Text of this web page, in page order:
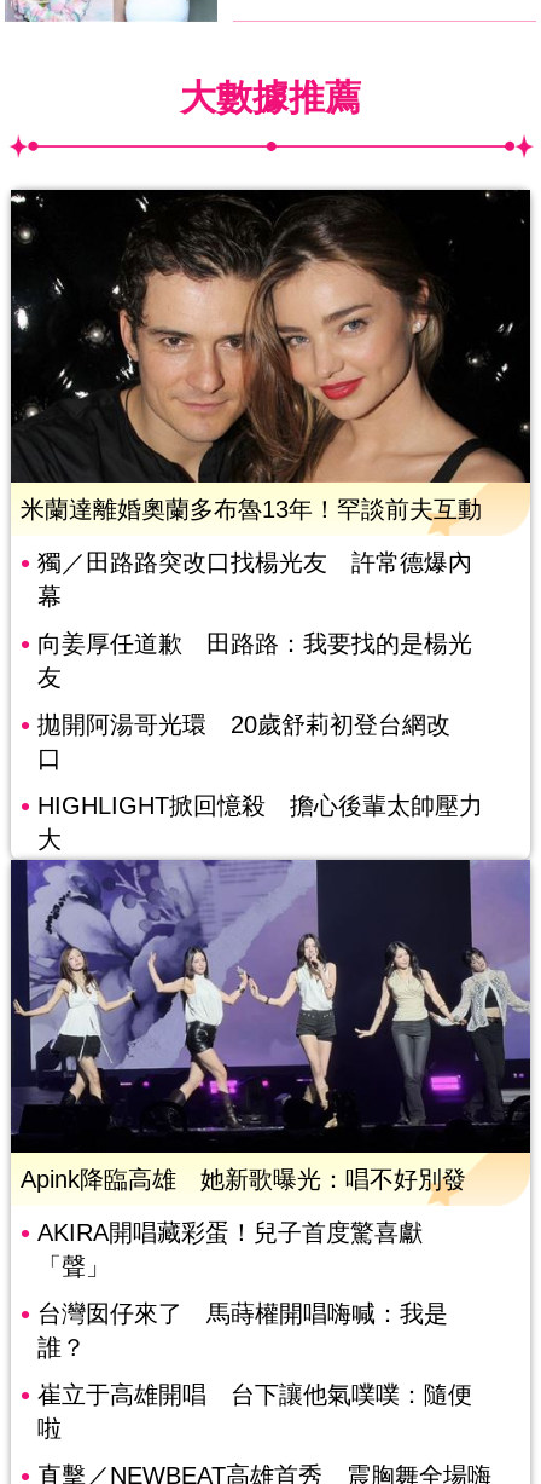
大數據推薦
米蘭達離婚奧蘭多布魯13年！罕談前夫互動
獨／田路路突改口找楊光友 許常德爆內
幕
向姜厚任道歉 田路路：我要找的是楊光
友
拋開阿湯哥光環 20歲舒莉初登台網改
口
HIGHLIGHT掀回憶殺 擔心後輩太帥壓力
大
Apink降臨高雄 她新歌曝光：唱不好別發
AKIRA開唱藏彩蛋！兒子首度驚喜獻
「聲」
台灣囡仔來了 馬蒔權開唱嗨喊：我是
誰？
崔立于高雄開唱 台下讓他氣噗噗：隨便
啦
直擊／NEWBEAT高雄首秀 震胸舞全場嗨